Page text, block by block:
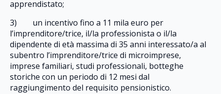
apprendistato;
3) un incentivo fino a 11 mila euro per
l’imprenditore/trice, il/la professionista o il/la
dipendente di età massima di 35 anni interessato/a al
subentro l’imprenditore/trice di microimprese,
imprese familiari, studi professionali, botteghe
storiche con un periodo di 12 mesi dal
raggiungimento del requisito pensionistico.